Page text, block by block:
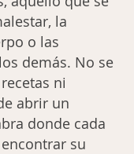
la
o las
demás. No se
ni
abrir un
donde cada
su